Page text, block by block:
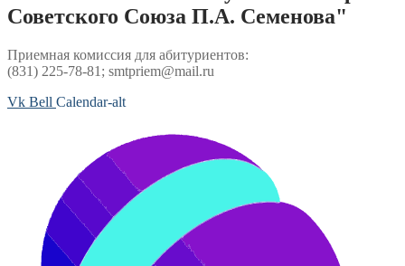
Советского Союза П.А. Семенова"
Приемная комиссия для абитуриентов:
(831) 225-78-81; smtpriem@mail.ru
Vk Bell Calendar-alt